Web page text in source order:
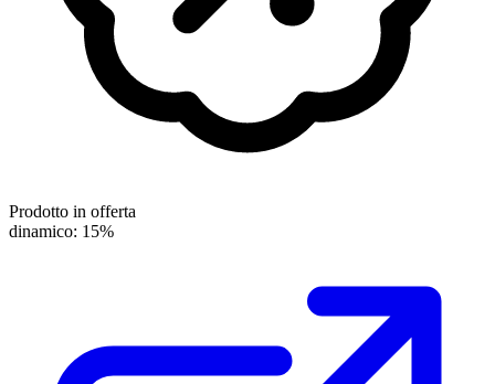
Prodotto in offerta
dinamico: 15%